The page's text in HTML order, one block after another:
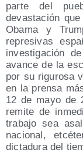
parte del
devastación
Obama y
represivas
investigación
avance de la
por su rigurosa
en la prensa
12 de mayo de
remite de
trabajo sea
nacional,
dictadura del